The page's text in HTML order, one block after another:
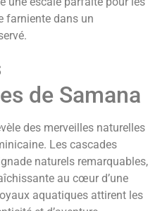
farniente dans un
de Samana
des merveilles naturelles
Les cascades
naturels remarquables,
au cœur d’une
aquatiques attirent les